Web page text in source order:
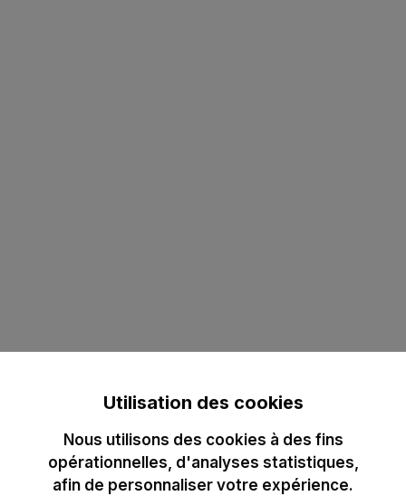
Utilisation des cookies
Nous utilisons des cookies à des fins
opérationnelles, d'analyses statistiques,
afin de personnaliser votre expérience.